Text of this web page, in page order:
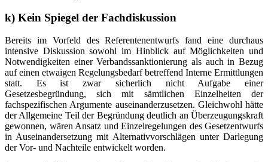
k) Kein Spiegel der Fachdiskussion
Bereits im Vorfeld des Referentenentwurfs fand eine durchaus
intensive Diskussion sowohl im Hinblick auf Möglichkeiten und
Notwendigkeiten einer Verbandssanktionierung als auch in Bezug
auf einen etwaigen Regelungsbedarf betreffend Interne Ermittlungen
statt. Es ist zwar sicherlich nicht Aufgabe einer
Gesetzesbegründung, sich mit sämtlichen Einzelheiten der
fachspezifischen Argumente auseinanderzusetzen. Gleichwohl hätte
der Allgemeine Teil der Begründung deutlich an Überzeugungskraft
gewonnen, wären Ansatz und Einzelregelungen des Gesetzentwurfs
in Auseinandersetzung mit Alternativvorschlägen unter Darlegung
der Vor- und Nachteile entwickelt worden.